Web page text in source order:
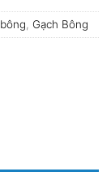
Gạch Bông